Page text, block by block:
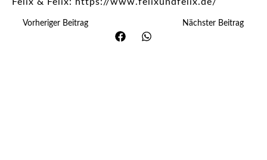
Vorheriger Beitrag Nächster Beitrag